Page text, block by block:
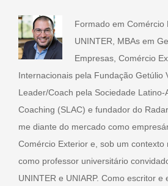
Formado em Comércio
UNINTER, MBAs em
Empresas, Comércio
Internacionais pela Fundação Getúlio
Leader/Coach pela Sociedade Latino-
Coaching (SLAC) e fundador do
me diante do mercado como
Comércio Exterior e, sob um
como professor universitário
UNINTER e UNIARP. Como escritor e